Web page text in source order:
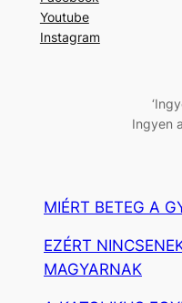
e
s
Youtube
Instagram
Ingyen
MIÉRT BETEG A
EZÉRT
MAGYARNAK